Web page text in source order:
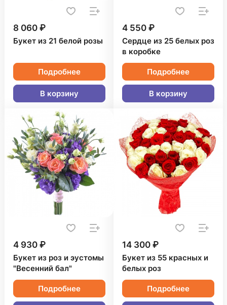
8 060 ₽
Букет из 21 белой розы
Подробнее
В корзину
4 550 ₽
Сердце из 25 белых роз
в коробке
Подробнее
В корзину
4 930 ₽
Букет из роз и эустомы
"Весенний бал"
Подробнее
14 300 ₽
Букет из 55 красных и
белых роз
Подробнее